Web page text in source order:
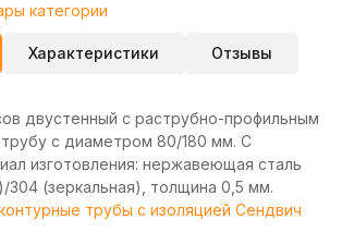
категории
Характеристики Отзывы
двустенный с раструбно-профильным
с диаметром 80/180 мм. С
изготовления: нержавеющая сталь
304 (зеркальная), толщина 0,5 мм.
трубы с изоляцией Сендвич